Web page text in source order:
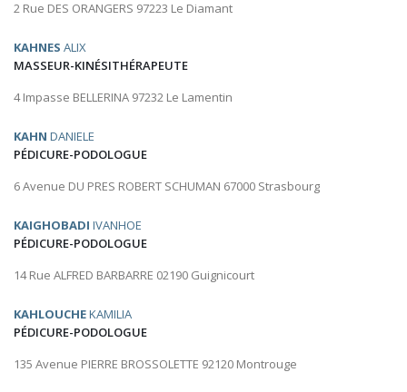
2 Rue DES ORANGERS 97223 Le Diamant
KAHNES ALIX
MASSEUR-KINÉSITHÉRAPEUTE
4 Impasse BELLERINA 97232 Le Lamentin
KAHN DANIELE
PÉDICURE-PODOLOGUE
6 Avenue DU PRES ROBERT SCHUMAN 67000 Strasbourg
KAIGHOBADI IVANHOE
PÉDICURE-PODOLOGUE
14 Rue ALFRED BARBARRE 02190 Guignicourt
KAHLOUCHEKAMILIA
PÉDICURE-PODOLOGUE
135 Avenue PIERRE BROSSOLETTE 92120 Montrouge